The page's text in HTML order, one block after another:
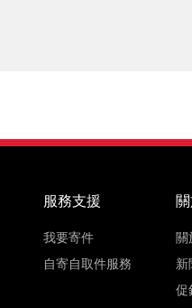
服務支援
我要寄件
自寄自取件服務
關
新
促